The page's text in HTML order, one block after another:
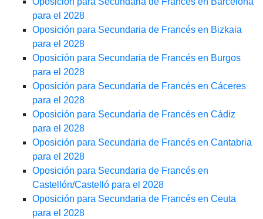
para el 2028
Oposición para Secundaria de Francés en Bizkaia
para el 2028
Oposición para Secundaria de Francés en Burgos
para el 2028
Oposición para Secundaria de Francés en Cáceres
para el 2028
Oposición para Secundaria de Francés en Cádiz
para el 2028
Oposición para Secundaria de Francés en Cantabria
para el 2028
Oposición para Secundaria de Francés en
Castellón/Castelló para el 2028
Oposición para Secundaria de Francés en Ceuta
para el 2028